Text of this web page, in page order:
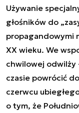
Używanie
głośników do
propagandowymi
XX wieku. We
chwilowej odwilży
czasie powrócić
czerwcu
o tym, że